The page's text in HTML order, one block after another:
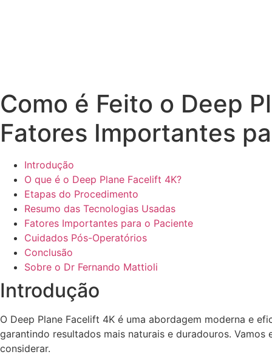
Como é Feito o Deep
Fatores Importantes
Introdução
O que é o Deep Plane Facelift 4K?
Etapas do Procedimento
Resumo das Tecnologias Usadas
Fatores Importantes para o Paciente
Cuidados Pós-Operatórios
Conclusão
Sobre o Dr Fernando Mattioli
Introdução
O Deep Plane Facelift 4K é uma abordagem moderna e
garantindo resultados mais naturais e duradouros.
considerar.